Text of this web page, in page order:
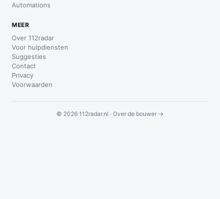
Automations
MEER
Over 112radar
Voor hulpdiensten
Suggesties
Contact
Privacy
Voorwaarden
© 2026 112radar.nl · Over de bouwer →